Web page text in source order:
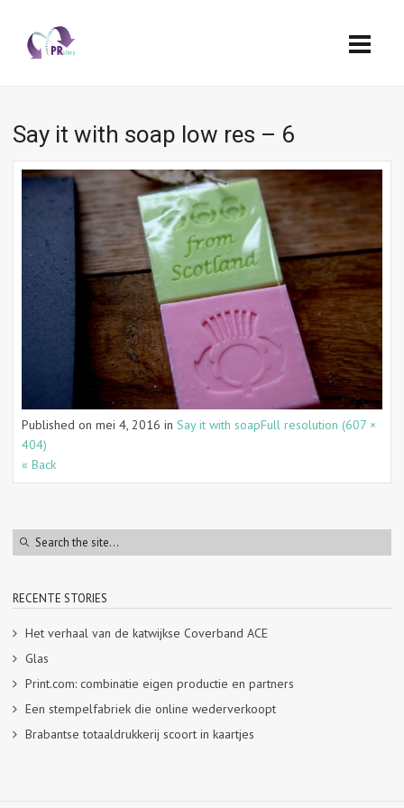
Say it with soap low res – 6
Published on mei 4, 2016 in Say it with soapFull resolution (607 ×
404)
« Back
RECENTE STORIES
Het verhaal van de katwijkse Coverband ACE
Glas
Print.com: combinatie eigen productie en partners
Een stempelfabriek die online wederverkoopt
Brabantse totaaldrukkerij scoort in kaartjes